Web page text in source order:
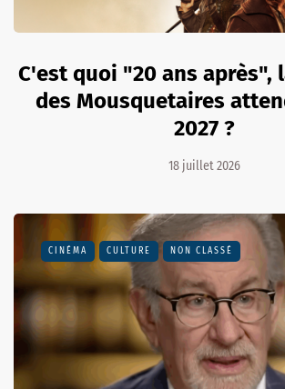
C'est quoi "20 ans après",
des Mousquetaires
2027 ?
18 juillet 2026
CINÉMA CULTURE NON CLASSÉ